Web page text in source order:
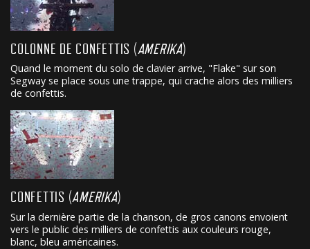
COLONNE DE CONFETTIS (AMERIKA)
Quand le moment du solo de clavier arrive, "Flake" sur son
Segway se place sous une trappe, qui crache alors des milliers
de confettis.
CONFETTIS (AMERIKA)
Sur la dernière partie de la chanson, de gros canons envoient
vers le public des milliers de confettis aux couleurs rouge,
blanc, bleu américaines.